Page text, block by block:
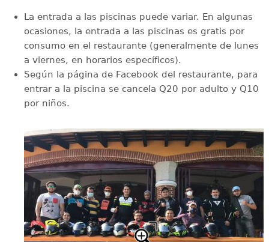
La entrada a las piscinas puede variar. En algunas
ocasiones, la entrada a las piscinas es gratis por
consumo en el restaurante (generalmente de lunes
a viernes, en horarios específicos).
Según la página de Facebook del restaurante, para
entrar a la piscina se cancela Q20 por adulto y Q10
por niños.